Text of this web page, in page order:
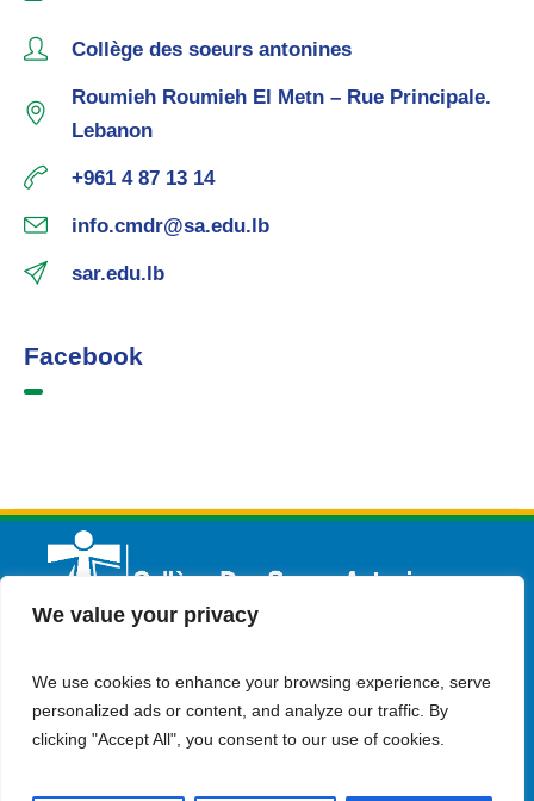
We value your privacy
We use cookies to enhance your browsing experience, serve
personalized ads or content, and analyze our traffic. By
clicking "Accept All", you consent to our use of cookies.
Collège des soeurs antonines
Roumieh Roumieh El Metn – Rue Principale.
Lebanon
+961 4 87 13 14
info.cmdr@sa.edu.lb
sar.edu.lb
Facebook
Français Admission Contactez-nous